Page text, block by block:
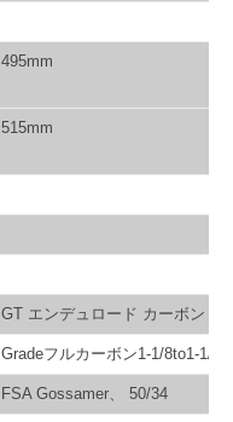
495mm
515mm
GT エンデュロード カーボン
Gradeフルカーボン1-1/8to1-1/
FSA Gossamer、 50/34